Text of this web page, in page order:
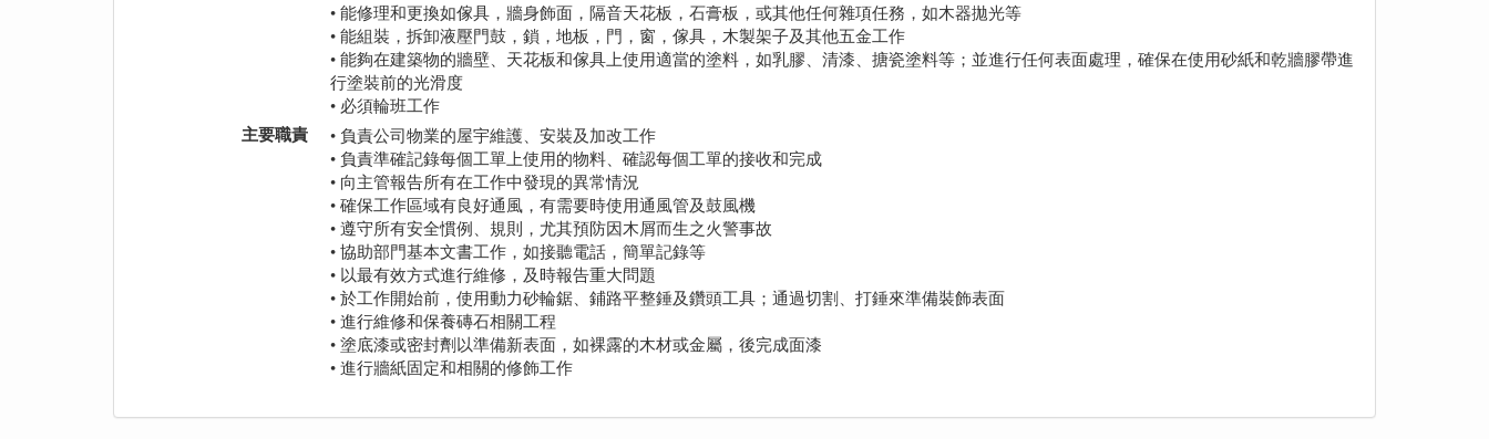
• 能修理和更換如傢具，牆身飾面，隔音天花板，石膏板，或其他任何雜項任務，如木器拋光等
• 能組裝，拆卸液壓門鼓，鎖，地板，門，窗，傢具，木製架子及其他五金工作
• 能夠在建築物的牆壁、天花板和傢具上使用適當的塗料，如乳膠、清漆、搪瓷塗料等；並進行任何表面處理，確保在使用砂紙和乾牆膠帶進
行塗裝前的光滑度
• 必須輪班工作
主要職責
• 負責公司物業的屋宇維護、安裝及加改工作
• 負責準確記錄每個工單上使用的物料、確認每個工單的接收和完成
• 向主管報告所有在工作中發現的異常情況
• 確保工作區域有良好通風，有需要時使用通風管及鼓風機
• 遵守所有安全慣例、規則，尤其預防因木屑而生之火警事故
• 協助部門基本文書工作，如接聽電話，簡單記錄等
• 以最有效方式進行維修，及時報告重大問題
• 於工作開始前，使用動力砂輪鋸、鋪路平整錘及鑽頭工具；通過切割、打錘來準備裝飾表面
• 進行維修和保養磚石相關工程
• 塗底漆或密封劑以準備新表面，如裸露的木材或金屬，後完成面漆
• 進行牆紙固定和相關的修飾工作